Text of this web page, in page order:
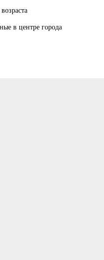
в центре города